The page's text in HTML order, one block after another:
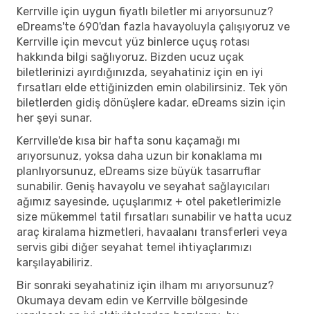
Kerrville için uygun fiyatlı biletler mi arıyorsunuz?
eDreams'te 690'dan fazla havayoluyla çalışıyoruz ve
Kerrville için mevcut yüz binlerce uçuş rotası
hakkında bilgi sağlıyoruz. Bizden ucuz uçak
biletlerinizi ayırdığınızda, seyahatiniz için en iyi
fırsatları elde ettiğinizden emin olabilirsiniz. Tek yön
biletlerden gidiş dönüşlere kadar, eDreams sizin için
her şeyi sunar.
Kerrville'de kısa bir hafta sonu kaçamağı mı
arıyorsunuz, yoksa daha uzun bir konaklama mı
planlıyorsunuz, eDreams size büyük tasarruflar
sunabilir. Geniş havayolu ve seyahat sağlayıcıları
ağımız sayesinde, uçuşlarımız + otel paketlerimizle
size mükemmel tatil fırsatları sunabilir ve hatta ucuz
araç kiralama hizmetleri, havaalanı transferleri veya
servis gibi diğer seyahat temel ihtiyaçlarımızı
karşılayabiliriz.
Bir sonraki seyahatiniz için ilham mı arıyorsunuz?
Okumaya devam edin ve Kerrville bölgesinde